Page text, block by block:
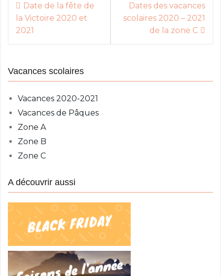
N
g
a
t
i
o
n
d
l
’
a
t
i
c
Date de la fête de
la Victoire 2020 et
2021
Dates des vacances
scolaires 2020 – 2021
de la zone C
Vacances scolaires
Vacances 2020-2021
Vacances de Pâques
Zone A
Zone B
Zone C
A découvrir aussi